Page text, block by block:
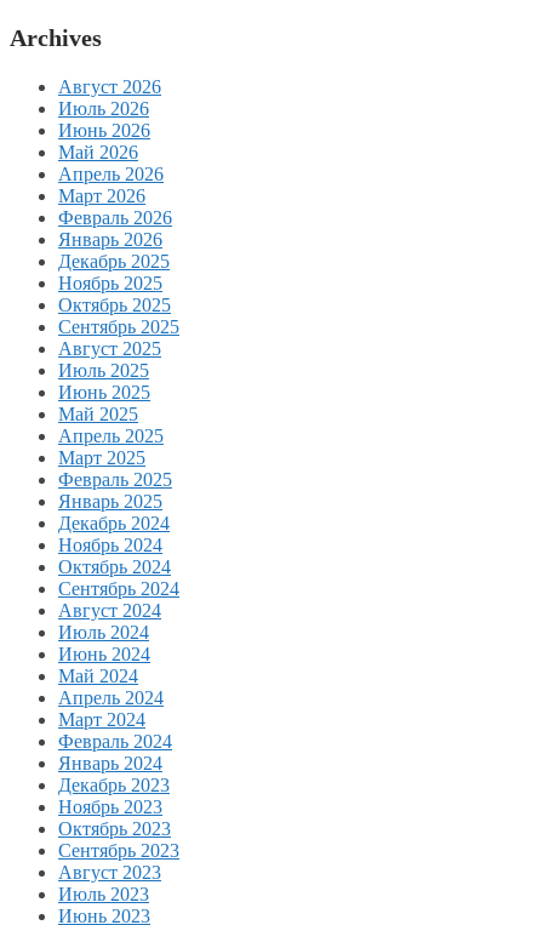
Archives
Август 2026
Июль 2026
Июнь 2026
Май 2026
Апрель 2026
Март 2026
Февраль 2026
Январь 2026
Декабрь 2025
Ноябрь 2025
Октябрь 2025
Сентябрь 2025
Август 2025
Июль 2025
Июнь 2025
Май 2025
Апрель 2025
Март 2025
Февраль 2025
Январь 2025
Декабрь 2024
Ноябрь 2024
Октябрь 2024
Сентябрь 2024
Август 2024
Июль 2024
Июнь 2024
Май 2024
Апрель 2024
Март 2024
Февраль 2024
Январь 2024
Декабрь 2023
Ноябрь 2023
Октябрь 2023
Сентябрь 2023
Август 2023
Июль 2023
Июнь 2023